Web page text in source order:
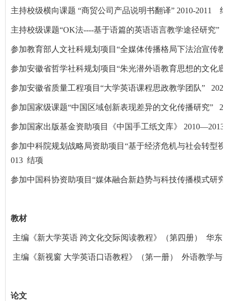
主持校级横向课题 “商贸公司产品说明书翻译” 2010-2011
主持校级课题“OK法----基于语篇的英语语言教学途径研究
参加教育部人文社科规划项目“全媒体传播格局下法治宣传
参加安徽省哲学社科规划项目“朱光潜外语教育思想的文化
参加安徽省质量工程项目“大学英语课程思政教学团队”
参加国家级课题“中国区域创新表现差异的文化传播研究”
参加国家出版基金资助项目《中国手工纸文库》 2010—2013
参加中科院规划战略局资助项目“基于经济危机与社会转型
013 结项
参加中国科协资助项目“媒体融合新趋势与科技传播模式研
教材
主编《新大学英语 跨文化交际阅读教程》（第四册） 华东
主编《新视窗 大学英语口语教程》（第一册） 外语教学与
论文